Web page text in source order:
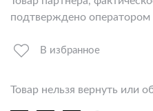
подтверждено оператором
В избранное
Товар нельзя вернуть или